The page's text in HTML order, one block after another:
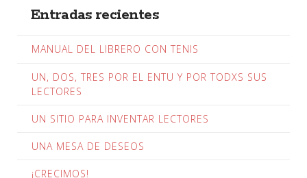
Entradas recientes
MANUAL DEL LIBRERO CON TENIS
UN, DOS, TRES POR EL ENTU Y POR TODXS SUS
LECTORES
UN SITIO PARA INVENTAR LECTORES
UNA MESA DE DESEOS
¡CRECIMOS!